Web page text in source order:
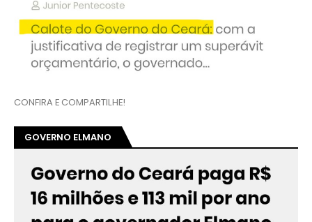
CONFIRA E COMPARTILHE!
GOVERNO ELMANO